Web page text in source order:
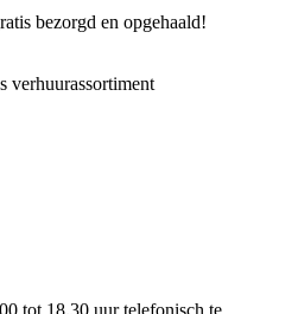
bezorgd en opgehaald!
verhuurassortiment
tot 18.30 uur telefonisch te